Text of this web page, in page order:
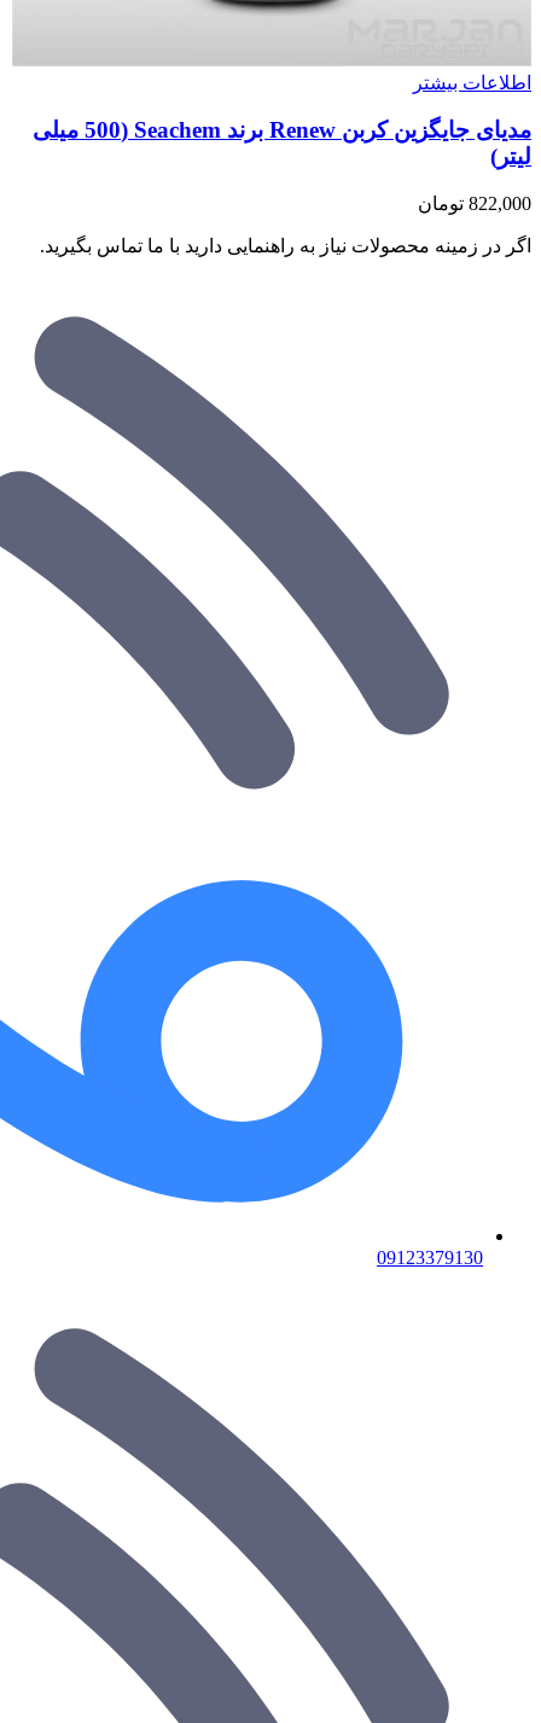
اطلاعات بیشتر
مدیای جایگزین کربن Renew برند Seachem (500 میلی
لیتر)
822,000 تومان
اگر در زمینه محصولات نیاز به راهنمایی دارید با ما تماس بگیرید.
09123379130